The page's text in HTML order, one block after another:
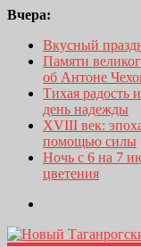
Вчера:
Вкусный
Памяти
об Антоне
Тихая
день надежды
XVIII век:
помощью силы
Ночь с 6 на 7
цветения